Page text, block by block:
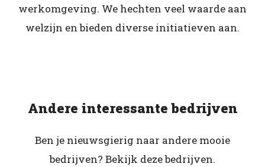
werkomgeving. We hechten veel waarde aan
welzijn en bieden diverse initiatieven aan.
Andere interessante bedrijven
Ben je nieuwsgierig naar andere mooie
bedrijven? Bekijk deze bedrijven.